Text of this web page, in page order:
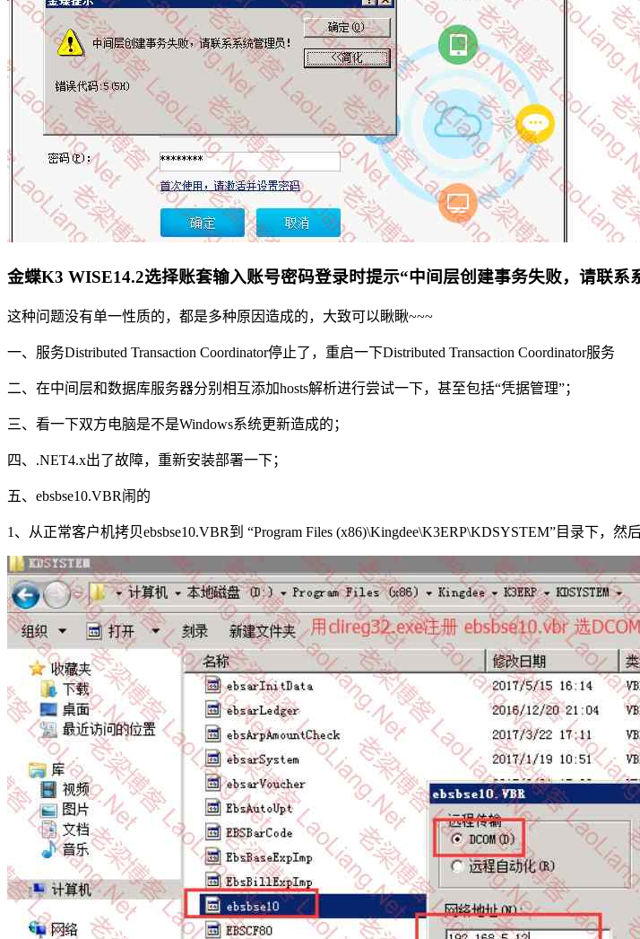
金蝶K3 WISE14.2选择账套输入账号密码登录时提示“中间层创建事务失败，请联系
这种问题没有单一性质的，都是多种原因造成的，大致可以瞅瞅~~~
一、服务Distributed Transaction Coordinator停止了，重启一下Distributed Transaction Coordinator服务
二、在中间层和数据库服务器分别相互添加hosts解析进行尝试一下，甚至包括“凭据管理”；
三、看一下双方电脑是不是Windows系统更新造成的；
四、.NET4.x出了故障，重新安装部署一下；
五、ebsbse10.VBR闹的
1、从正常客户机拷贝ebsbse10.VBR到 “Program Files (x86)\Kingdee\K3ERP\KDSYSTEM”目录下，然